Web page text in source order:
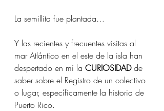
La semillita fue plantada…
Y las recientes y frecuentes visitas al
mar Atlántico en el este de la isla han
despertado en mí la CURIOSIDAD de
saber sobre el Registro de un colectivo
o lugar, específicamente la historia de
Puerto Rico.